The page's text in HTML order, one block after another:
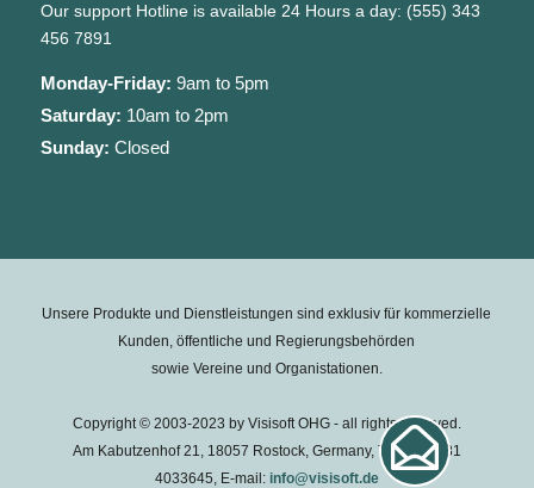
Our support Hotline is available 24 Hours a day: (555) 343
456 7891
Monday-Friday: 9am to 5pm
Saturday: 10am to 2pm
Sunday: Closed
Unsere Produkte und Dienstleistungen sind exklusiv für kommerzielle
Kunden, öffentliche und Regierungsbehörden
sowie Vereine und Organistationen.
Copyright © 2003-2023 by Visisoft OHG - all rights reserved.
Am Kabutzenhof 21, 18057 Rostock, Germany, Tel.: +49 381
4033645, E-mail: info@visisoft.de